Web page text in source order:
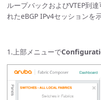
ループバックおよびVTEP到
れたeBGP IPv4セッションを
1.上部メニューで